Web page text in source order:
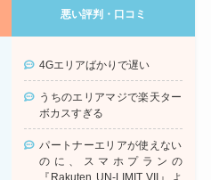
悪い評判・口コミ
4Gエリアばかりで遅い
うちのエリアマジで楽天ター
ボカスすぎる
パートナーエリアが使えない
のに、スマホプランの
『Rakuten UN-LIMIT VII』よ